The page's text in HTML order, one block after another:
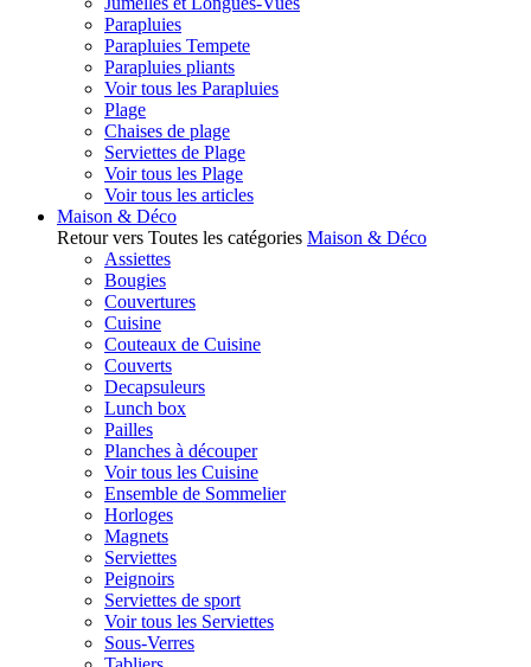
Parapluies
Parapluies Tempete
Parapluies pliants
Voir tous les Parapluies
Plage
Chaises de plage
Serviettes de Plage
Voir tous les Plage
Voir tous les articles
Maison & Déco
Retour vers Toutes les catégories Maison & Déco
Assiettes
Bougies
Couvertures
Cuisine
Couteaux de Cuisine
Couverts
Decapsuleurs
Lunch box
Pailles
Planches à découper
Voir tous les Cuisine
Ensemble de Sommelier
Horloges
Magnets
Serviettes
Peignoirs
Serviettes de sport
Voir tous les Serviettes
Sous-Verres